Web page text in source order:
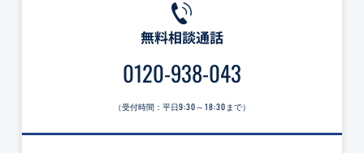
無料相談通話
0120-938-043
（受付時間：平日9:30～18:30 まで）